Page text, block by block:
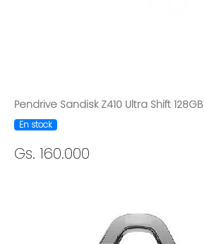
Pendrive Sandisk Z410 Ultra Shift 128GB
En stock
Gs. 160.000